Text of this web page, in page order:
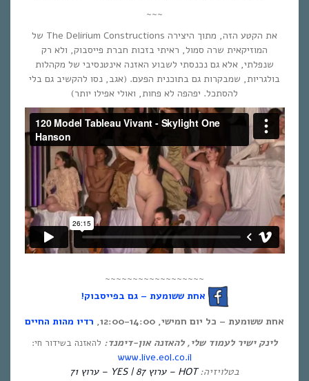
~~~
את הקטע הזה, מתוך היצירה The Delirium Constructions של
המוזיקאית שרה סמול, ראיתי בזכות חברת פייסבוק, ולא רק
שנפלתי, אלא גם נכנסתי לשבוע האזנה אינטנסיבי של מקהלות
בולגריות, שמבקרות גם בתוכנית הפעם. (אגב, נסו להקשיב גם בלי
להסתכל. יפהפה לא פחות, ואולי אפילו יותר)
~~~~~~~~~~~~~~~~~~
אחת ששומעת – גם בפייסבוק!
אחת ששומעת – כל יום חמישי, 12:00-14:00,
רדיו מהות החיים
לינק ישיר לעמוד שלי, להאזנה און-דימנד: להאזנה בשידור חי:
www.live.eol.co.il
בטלויזיה:HOT – ערוץ 87 | YES – ערוץ 71